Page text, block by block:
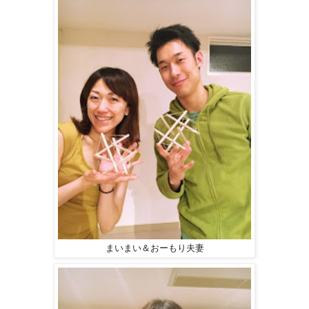
まいまい＆おーもり夫妻